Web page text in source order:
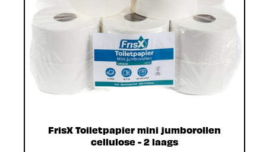
FrisX Toiletpapier mini jumborollen
cellulose - 2 laags